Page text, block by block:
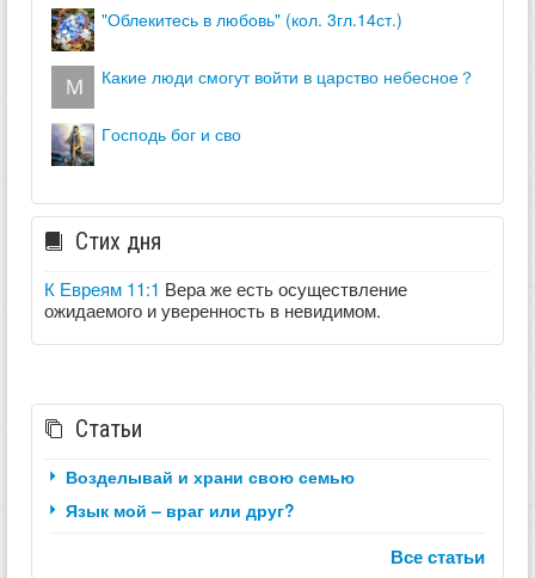
"облекитесь в любовь" (кол. 3гл.14ст.)
какие люди смогут войти в царство небесное？
господь бог и сво
Стих дня
К Евреям 11:1 Вера же есть осуществление
ожидаемого и уверенность в невидимом.
Статьи
Возделывай и храни свою семью
Язык мой – враг или друг?
Все статьи